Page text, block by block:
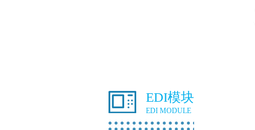
EDI模块
EDI MODULE